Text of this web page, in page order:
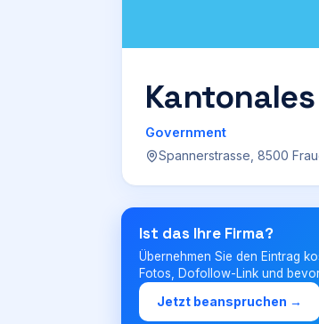
Government
Spannerstrasse, 8500
Ist das Ihre Firma?
Übernehmen Sie den Eintrag
Fotos, Dofollow-Link und
Jetzt beanspruchen →